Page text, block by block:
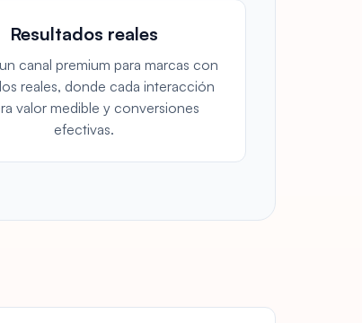
Resultados reales
canal premium para marcas con
reales, donde cada interacción
valor medible y conversiones
efectivas.